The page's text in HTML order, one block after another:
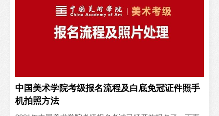
中国美术学院考级报名流程及白底免冠证件照手
机拍照方法